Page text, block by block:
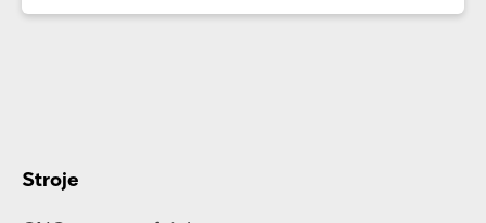
Stroje